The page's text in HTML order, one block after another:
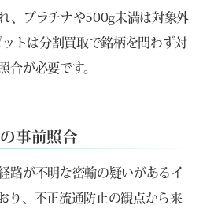
、プラチナや500g未満は対象外
トは分割買取で銘柄を問わず対
合が必要です。
事前照合
路が不明な密輸の疑いがあるイ
り、不正流通防止の観点から来